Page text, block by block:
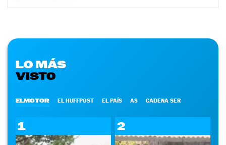
LO MÁS
VISTO
ELMOTOR EL HUFFPOST EL PAÍS AS CADENA SER
1 2